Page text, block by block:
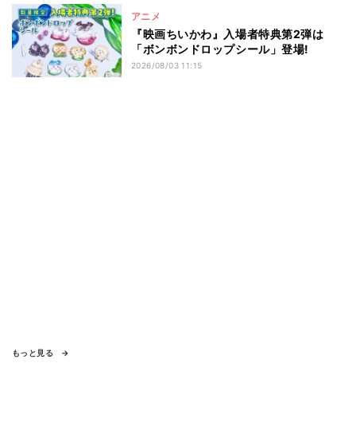
アニメ
『映画ちいかわ』入場者特典第2弾は
「ボンボンドロップシール」登場!
2026/08/03 11:15
もっと見る